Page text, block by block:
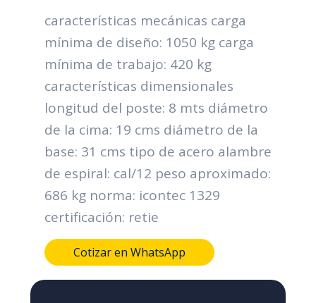
características mecánicas carga
mínima de diseño: 1050 kg carga
mínima de trabajo: 420 kg
características dimensionales
longitud del poste: 8 mts diámetro
de la cima: 19 cms diámetro de la
base: 31 cms tipo de acero alambre
de espiral: cal/12 peso aproximado:
686 kg norma: icontec 1329
certificación: retie
Cotizar en WhatsApp